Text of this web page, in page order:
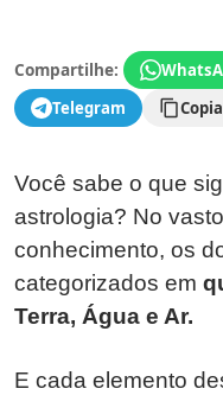
Compartilhe:
Telegram
Você sabe o que
astrologia? No
conhecimento, os
categorizados em
Terra, Água e Ar.
E cada elemento